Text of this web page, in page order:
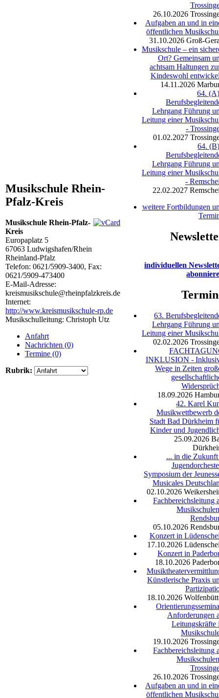
Musikschule Rhein-
Pfalz-Kreis
Musikschule Rhein-Pfalz-
Kreis
Europaplatz 5
67063 Ludwigshafen/Rhein
Rheinland-Pfalz
Telefon: 0621/5909-3400, Fax:
0621/5909-473400
E-Mail-Adresse:
kreismusikschule@rheinpfalzkreis.de
Internet:
http://www.kreismusikschule-rp.de
Musikschulleitung: Christoph Utz
Anfahrt
Nachrichten (0)
Termine (0)
Rubrik:
26.10.2026
Aufgaben an und in
öffentlichen
31.10.2026 Groß-
Musikschule – ein
Ort? Gemeinsam
achtsam Haltungen
Kindeswohl
14.11.2026
64.
Lehrgang Führung
Leitung einer
-
01.02.2027
64.
Lehrgang Führung
Leitung einer
-
22.02.2027
weitere Fortbildungen
individuellen
63.
Lehrgang Führung
Leitung einer
02.02.2026
INKLUSION -
Wege in Zeiten
18.09.2026
42. Karel
Musikwettbewerb
Stadt Bad Dürkheim
Kinder und
25.09.2026
... in die
Symposium der
Musicales
02.10.2026
Fachbereichsleitung
05.10.2026
Konzert in
17.10.2026
Konzert in
18.10.2026
Künstlerische Praxis
18.10.2026
Anforderungen
Leitungskräfte
19.10.2026
Fachbereichsleitung
26.10.2026
Aufgaben an und in
öffentlichen